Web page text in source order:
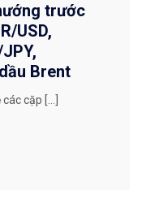
trước
USD,
Brent
cặp […]